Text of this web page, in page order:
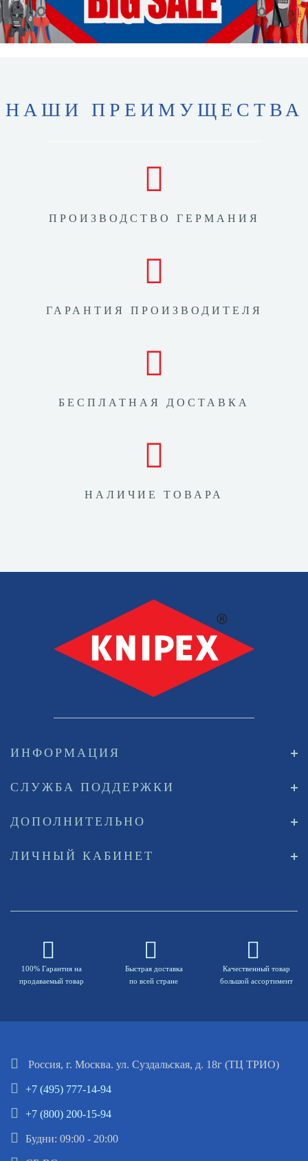
НАШИ ПРЕИМУЩЕСТВА
ПРОИЗВОДСТВО ГЕРМАНИЯ
ГАРАНТИЯ ПРОИЗВОДИТЕЛЯ
БЕСПЛАТНАЯ ДОСТАВКА
НАЛИЧИЕ ТОВАРА
ИНФОРМАЦИЯ
СЛУЖБА ПОДДЕРЖКИ
ДОПОЛНИТЕЛЬНО
ЛИЧНЫЙ КАБИНЕТ
100% Гарантия на
продаваемый товар
Быстрая доставка
по всей стране
Качественный товар
большой ассортимент
Россия, г. Москва. ул. Суздальская, д. 18г (ТЦ ТРИО)
+7 (495) 777-14-94
+7 (800) 200-15-94
Будни: 09:00 - 20:00